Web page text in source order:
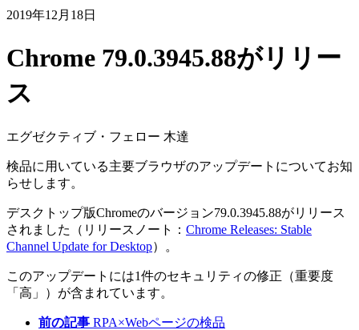
2019年12月18日
Chrome 79.0.3945.88がリリー
ス
エグゼクティブ・フェロー 木達
検品に用いている主要ブラウザのアップデートについてお知
らせします。
デスクトップ版Chromeのバージョン79.0.3945.88がリリース
されました（リリースノート： Chrome Releases: Stable
Channel Update for Desktop）。
このアップデートには1件のセキュリティの修正（重要度
「高」）が含まれています。
前の記事 RPA×Webページの検品